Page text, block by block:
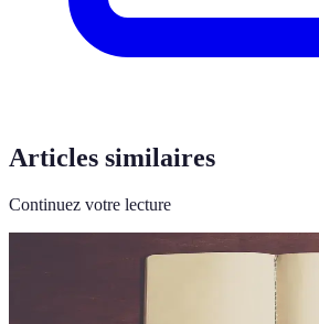
Articles similaires
Continuez votre lecture